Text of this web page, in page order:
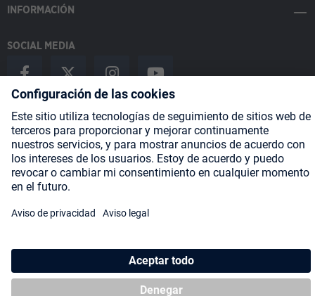
INFORMACIÓN
SOCIAL MEDIA
Payment Methods
Shipping
* Todos los precios incluyen IVA másgastos de envíoy posibles
gastos de envío, si no se indica lo contrario.